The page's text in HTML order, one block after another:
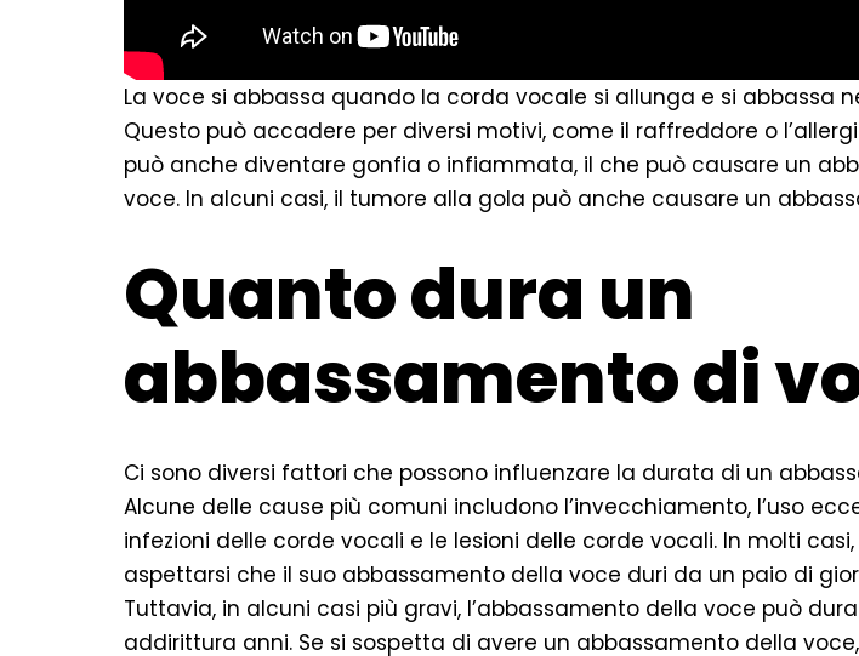
La voce si abbassa quando la corda vocale si allunga e si abbassa
Questo può accadere per diversi motivi, come il raffreddore o
può anche diventare gonfia o infiammata, il che può causare un
voce. In alcuni casi, il tumore alla gola può anche causare un
Quanto dura un
abbassamento di
Ci sono diversi fattori che possono influenzare la durata di un
Alcune delle cause più comuni includono l’invecchiamento, l’uso
infezioni delle corde vocali e le lesioni delle corde vocali. In molti
aspettarsi che il suo abbassamento della voce duri da un paio di
Tuttavia, in alcuni casi più gravi, l’abbassamento della voce può
addirittura anni. Se si sospetta di avere un abbassamento della